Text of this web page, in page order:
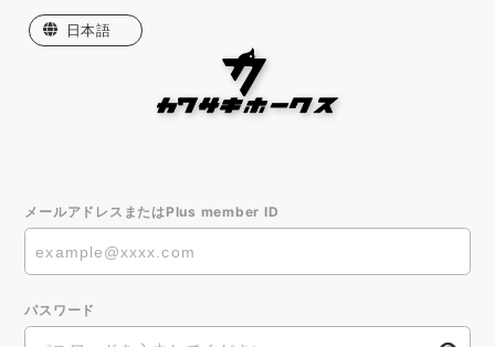
日本語
メールアドレスまたはPlus member ID
パスワード